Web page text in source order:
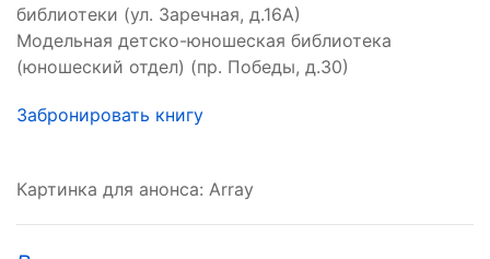
библиотеки (ул. Заречная, д.16А)
Модельная детско-юношеская библиотека
(юношеский отдел) (пр. Победы, д.30)
Забронировать книгу
Картинка для анонса: Array